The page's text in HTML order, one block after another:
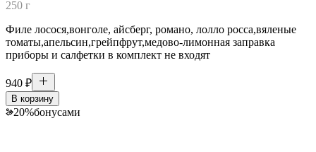
250 г
Филе лосося,вонголе, айсберг, романо, лолло росса,вяленые
томаты,апельсин,грейпфрут,медово-лимонная заправка
приборы и салфетки в комплект не входят
940 ₽
В корзину
20%бонусами